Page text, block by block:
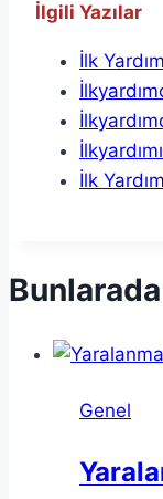
İlgili Yazılar
İlk
İlk
Genel